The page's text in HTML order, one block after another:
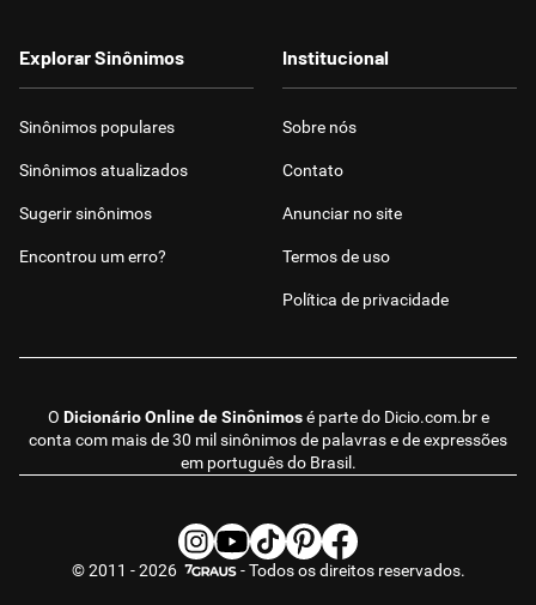
O Dicionário Online de Sinônimosé parte do Dicio.com.bre
conta com mais de 30 mil sinônimos de palavras e de expressões
em português do Brasil.
Explorar Sinônimos
Sinônimos populares
Sinônimos atualizados
Sugerir sinônimos
Encontrou um erro?
Institucional
Sobre nós
Contato
Anunciar no site
Termos de uso
Política de privacidade
© 2011 - 2026 - Todos os direitos reservados.